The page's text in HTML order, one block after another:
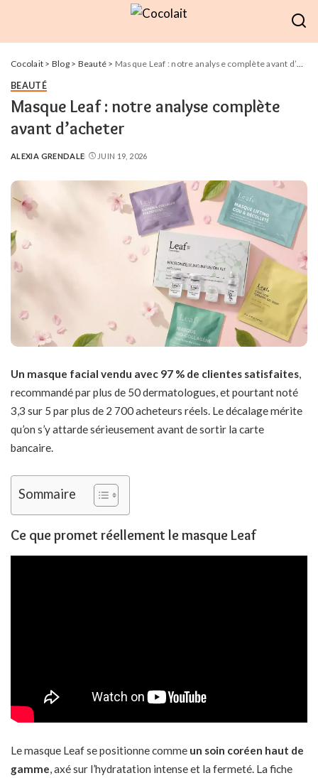
Cocolait > Blog> Beauté > Masque Leaf : notre analyse complète avant d’acheter
BEAUTÉ
Masque Leaf : notre analyse complète
avant d’acheter
POSTED
ALEXIA GRENDALE JUIN 19, 2026
Un masque facial vendu avec 97 % de clientes satisfaites,
recommandé par plus de 50 dermatologues, et pourtant noté
3,3 sur 5 par plus de 2 700 acheteurs réels. Le décalage mérite
qu’on s’y attarde sérieusement avant de sortir la carte
bancaire.
Sommaire
Ce que promet réellement le masque Leaf
Le masque Leaf se positionne comme un soin coréen haut de
gamme, axé sur l’hydratation intense et la fermeté. La fiche